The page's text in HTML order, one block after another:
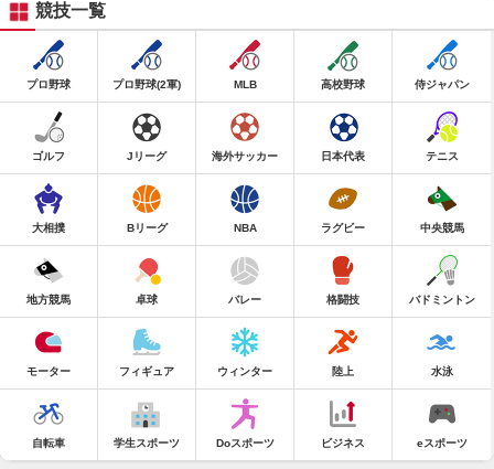
競技一覧
プロ野球 プロ野球(2軍) MLB 高校野球 侍ジャパン
ゴルフ Jリーグ 海外サッカー 日本代表 テニス
大相撲 Bリーグ NBA ラグビー 中央競馬
地方競馬 卓球 バレー 格闘技 バドミントン
モーター フィギュア ウィンター 陸上 水泳
自転車 学生スポーツ Doスポーツ ビジネス eスポーツ